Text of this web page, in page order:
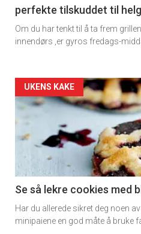
perfekte tilskuddet til
Om du har tenkt til å ta frem
innendørs ,er gyros fredags-
Artikler
detail
-
section
11
Dagens
UKENS KAKE
Se så lekre cookies med
Har du allerede sikret deg noen
minipaiene en god måte å bruke